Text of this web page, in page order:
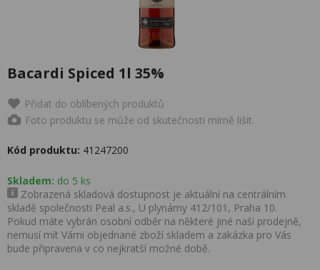
Bacardi Spiced 1l 35%
Přidat do oblíbených produktů
Foto produktu se může od skutečnosti mírně lišit.
Kód produktu: 41247200
Skladem: do 5 ks
Zobrazená skladová dostupnost je aktuální na centrálním
skladě společnosti Peal a.s., U plynárny 412/101, Praha 10.
Pokud máte vybrán osobní odběr na některé jiné naší prodejně,
nemusí mít Vámi objednané zboží skladem a zakázka pro Vás
bude připravena v co nejkratší možné době.